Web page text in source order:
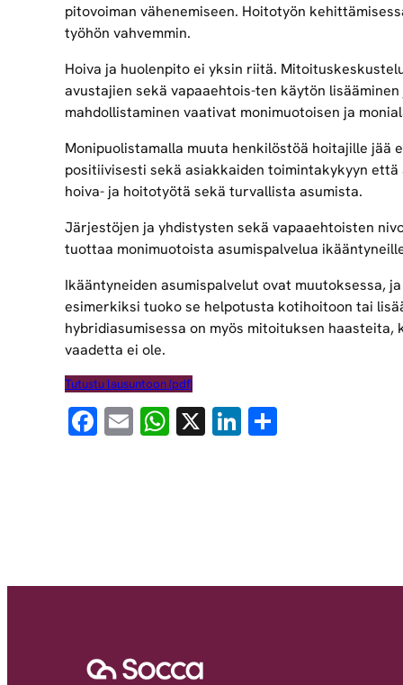
pitovoiman vähenemiseen. Hoitotyön
työhön vahvemmin.
Hoiva ja huolenpito ei yksin riitä.
avustajien sekä vapaaehtois-ten käytön
mahdollistaminen vaativat monimuotoisen ja
Monipuolistamalla muuta henkilöstöä hoitajille jää
positiivisesti sekä asiakkaiden toimintakykyyn
hoiva- ja hoitotyötä sekä turvallista asumista.
Järjestöjen ja yhdistysten sekä vapaaehtoisten
tuottaa monimuotoista asumispalvelua
Ikääntyneiden asumispalvelut ovat muutoksessa,
esimerkiksi tuoko se helpotusta kotihoitoon tai
hybridiasumisessa on myös mitoituksen
vaadetta ei ole.
Tutustu lausuntoon (pdf)
Facebook
EmailWhatsApp
X LinkedIn